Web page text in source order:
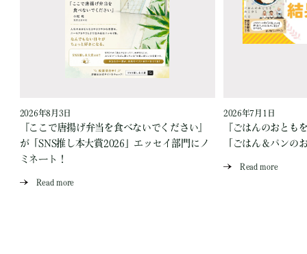
2026年8月3日
『ここで唐揚げ弁当を食べないでください』
が「SNS推し本大賞2026」エッセイ部門にノ
ミネート！
Read more
2026年7月1日
『ごはんのおとも
「ごはん＆パンの
Read more